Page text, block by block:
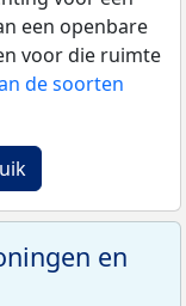
een openbare
voor die ruimte
de soorten
en